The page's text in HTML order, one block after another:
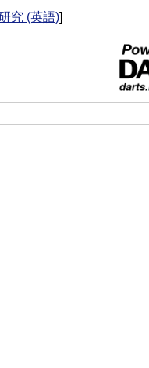
究 (英語)]